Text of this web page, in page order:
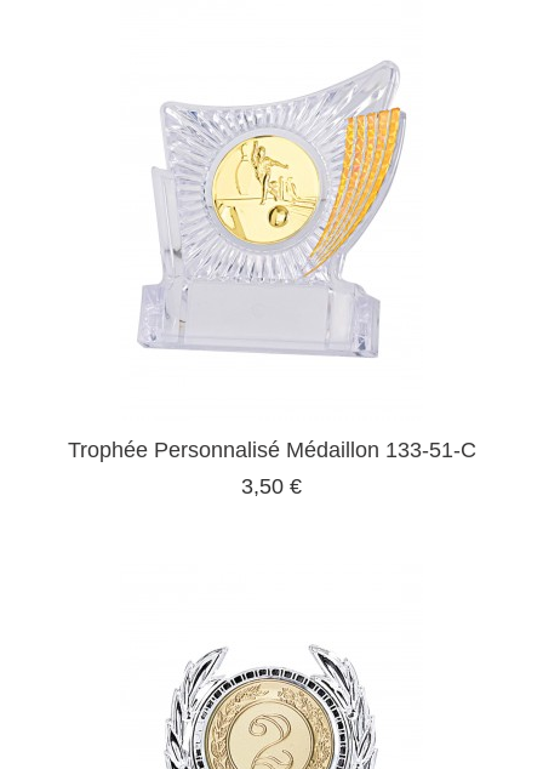
Trophée Personnalisé Médaillon 133-51-C
3,50 €